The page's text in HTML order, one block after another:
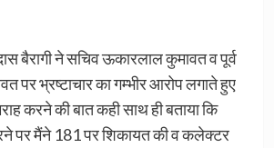
बैरागी ने सचिव ऊकारलाल कुमावत व पूर्व
पर भ्रष्टाचार का गम्भीर आरोप लगाते हुए
करने की बात कही साथ ही बताया कि
पर मैंने 181 पर शिकायत की व कलेक्टर